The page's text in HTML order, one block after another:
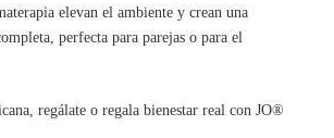
elevan el ambiente y crean una
perfecta para parejas o para el
regálate o regala bienestar real con JO®